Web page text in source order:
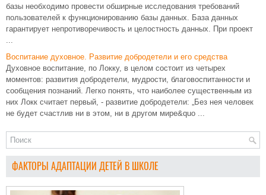
базы необходимо провести обширные исследования требований
пользователей к функционированию базы данных. База данных
гарантирует непротиворечивость и целостность данных. При проект
...
Воспитание духовное. Развитие добродетели и его средства
Духовное воспитание, по Локку, в целом состоит из четырех
моментов: развития добродетели, мудрости, благовоспитанности и
сообщения познаний. Легко понять, что наиболее существенным из
них Локк считает первый, - развитие добродетели: „Без нея человек
не будет счастлив ни в этом, ни в другом мире&quo ...
ФАКТОРЫ АДАПТАЦИИ ДЕТЕЙ В ШКОЛЕ